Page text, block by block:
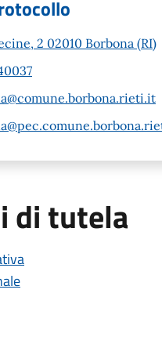
2 02010 Borbona (RI)
di tutela